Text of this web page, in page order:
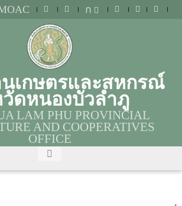
ก
เกษตรและสหกรณ์
วัดหนองบัวลำภู
LAM PHU PROVINCIAL
AND COOPERATIVES
OFFICE